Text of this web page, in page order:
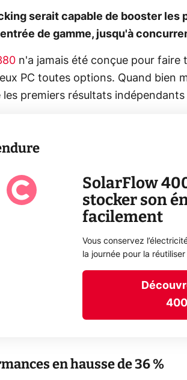
serait capable de booster les
de gamme, jusqu'à
n'a jamais été conçue pour faire
PC toutes options. Quand bien
les premiers résultats
SolarFlow
stocker son
facilement
Vous conservez
la journée pour la
en hausse de 36 %